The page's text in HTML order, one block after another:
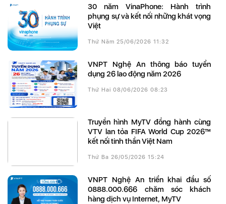
30 năm VinaPhone: Hành trình
phụng sự và kết nối những khát vọng
Việt
Thứ Năm 25/06/2026 11:32
VNPT Nghệ An thông báo tuyển
dụng 26 lao động năm 2026
Thứ Hai 08/06/2026 08:23
Truyền hình MyTV đồng hành cùng
VTV lan tỏa FIFA World Cup 2026™
kết nối tinh thần Việt Nam
Thứ Ba 26/05/2026 15:24
VNPT Nghệ An triển khai đầu số
0888.000.666 chăm sóc khách
hàng dịch vụ Internet, MyTV